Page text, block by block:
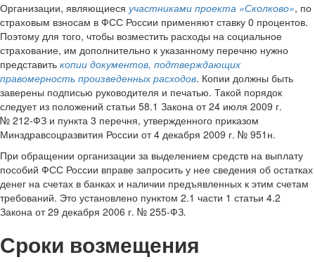
Организации, являющиеся участниками проекта «Сколково», по
страховым взносам в ФСС России применяют ставку 0 процентов.
Поэтому для того, чтобы возместить расходы на социальное
страхование, им дополнительно к указанному перечню нужно
представить копии документов, подтверждающих
правомерность произведенных расходов. Копии должны быть
заверены подписью руководителя и печатью. Такой порядок
следует из положений статьи 58.1 Закона от 24 июля 2009 г.
№ 212-ФЗ и пункта 3 перечня, утвержденного приказом
Минздравсоцразвития России от 4 декабря 2009 г. № 951н.
При обращении организации за выделением средств на выплату
пособий ФСС России вправе запросить у нее сведения об остатках
денег на счетах в банках и наличии предъявленных к этим счетам
требований. Это установлено пунктом 2.1 части 1 статьи 4.2
Закона от 29 декабря 2006 г. № 255-ФЗ.
Сроки возмещения